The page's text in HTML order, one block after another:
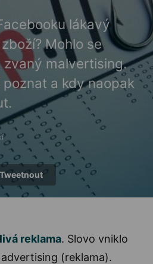
lákavý
Mohlo se
malvertising.
poznat a kdy naopak
Tweetnout
reklama. Slovo vniklo
(reklama).